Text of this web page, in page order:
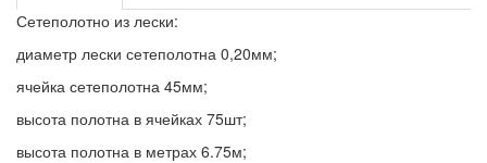
Сетеполотно из лески:
диаметр лески сетеполотна 0,20мм;
ячейка сетеполотна 45мм;
высота полотна в ячейках 75шт;
высота полотна в метрах 6.75м;